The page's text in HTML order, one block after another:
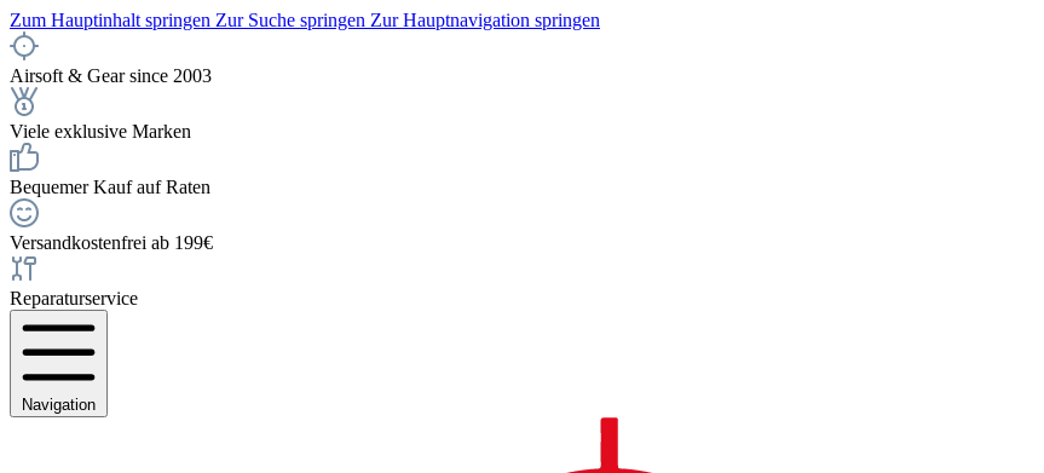
Zum Hauptinhalt springen Zur Suche springen Zur Hauptnavigation springen
Airsoft & Gear since 2003
Viele exklusive Marken
Bequemer Kauf auf Raten
Versandkostenfrei ab 199€
Reparaturservice
Navigation